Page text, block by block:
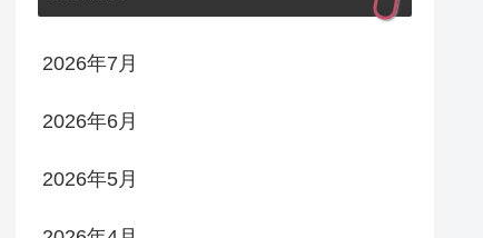
2026年7月
2026年6月
2026年5月